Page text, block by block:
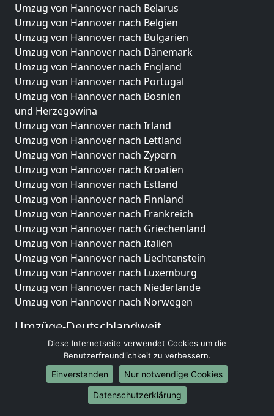
Umzug von Hannover nach Belarus
Umzug von Hannover nach Belgien
Umzug von Hannover nach Bulgarien
Umzug von Hannover nach Dänemark
Umzug von Hannover nach England
Umzug von Hannover nach Portugal
Umzug von Hannover nach Bosnien
und Herzegowina
Umzug von Hannover nach Irland
Umzug von Hannover nach Lettland
Umzug von Hannover nach Zypern
Umzug von Hannover nach Kroatien
Umzug von Hannover nach Estland
Umzug von Hannover nach Finnland
Umzug von Hannover nach Frankreich
Umzug von Hannover nach Griechenland
Umzug von Hannover nach Italien
Umzug von Hannover nach Liechtenstein
Umzug von Hannover nach Luxemburg
Umzug von Hannover nach Niederlande
Umzug von Hannover nach Norwegen
Umzüge-Deutschlandweit
Umzug von Hannover nach Berlin
Umzug von Hannover nach Hamburg
Umzug von Hannover nach München
Umzug von Hannover nach Köln
Umzug von Hannover nach Frankfurt am Main
Diese Internetseite verwendet Cookies um die
Benutzerfreundlichkeit zu verbessern.
Einverstanden
Nur notwendige Cookies
Datenschutzerklärung